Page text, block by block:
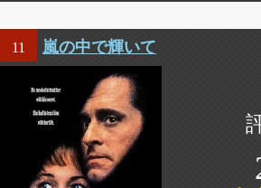
11 嵐の中で輝いて